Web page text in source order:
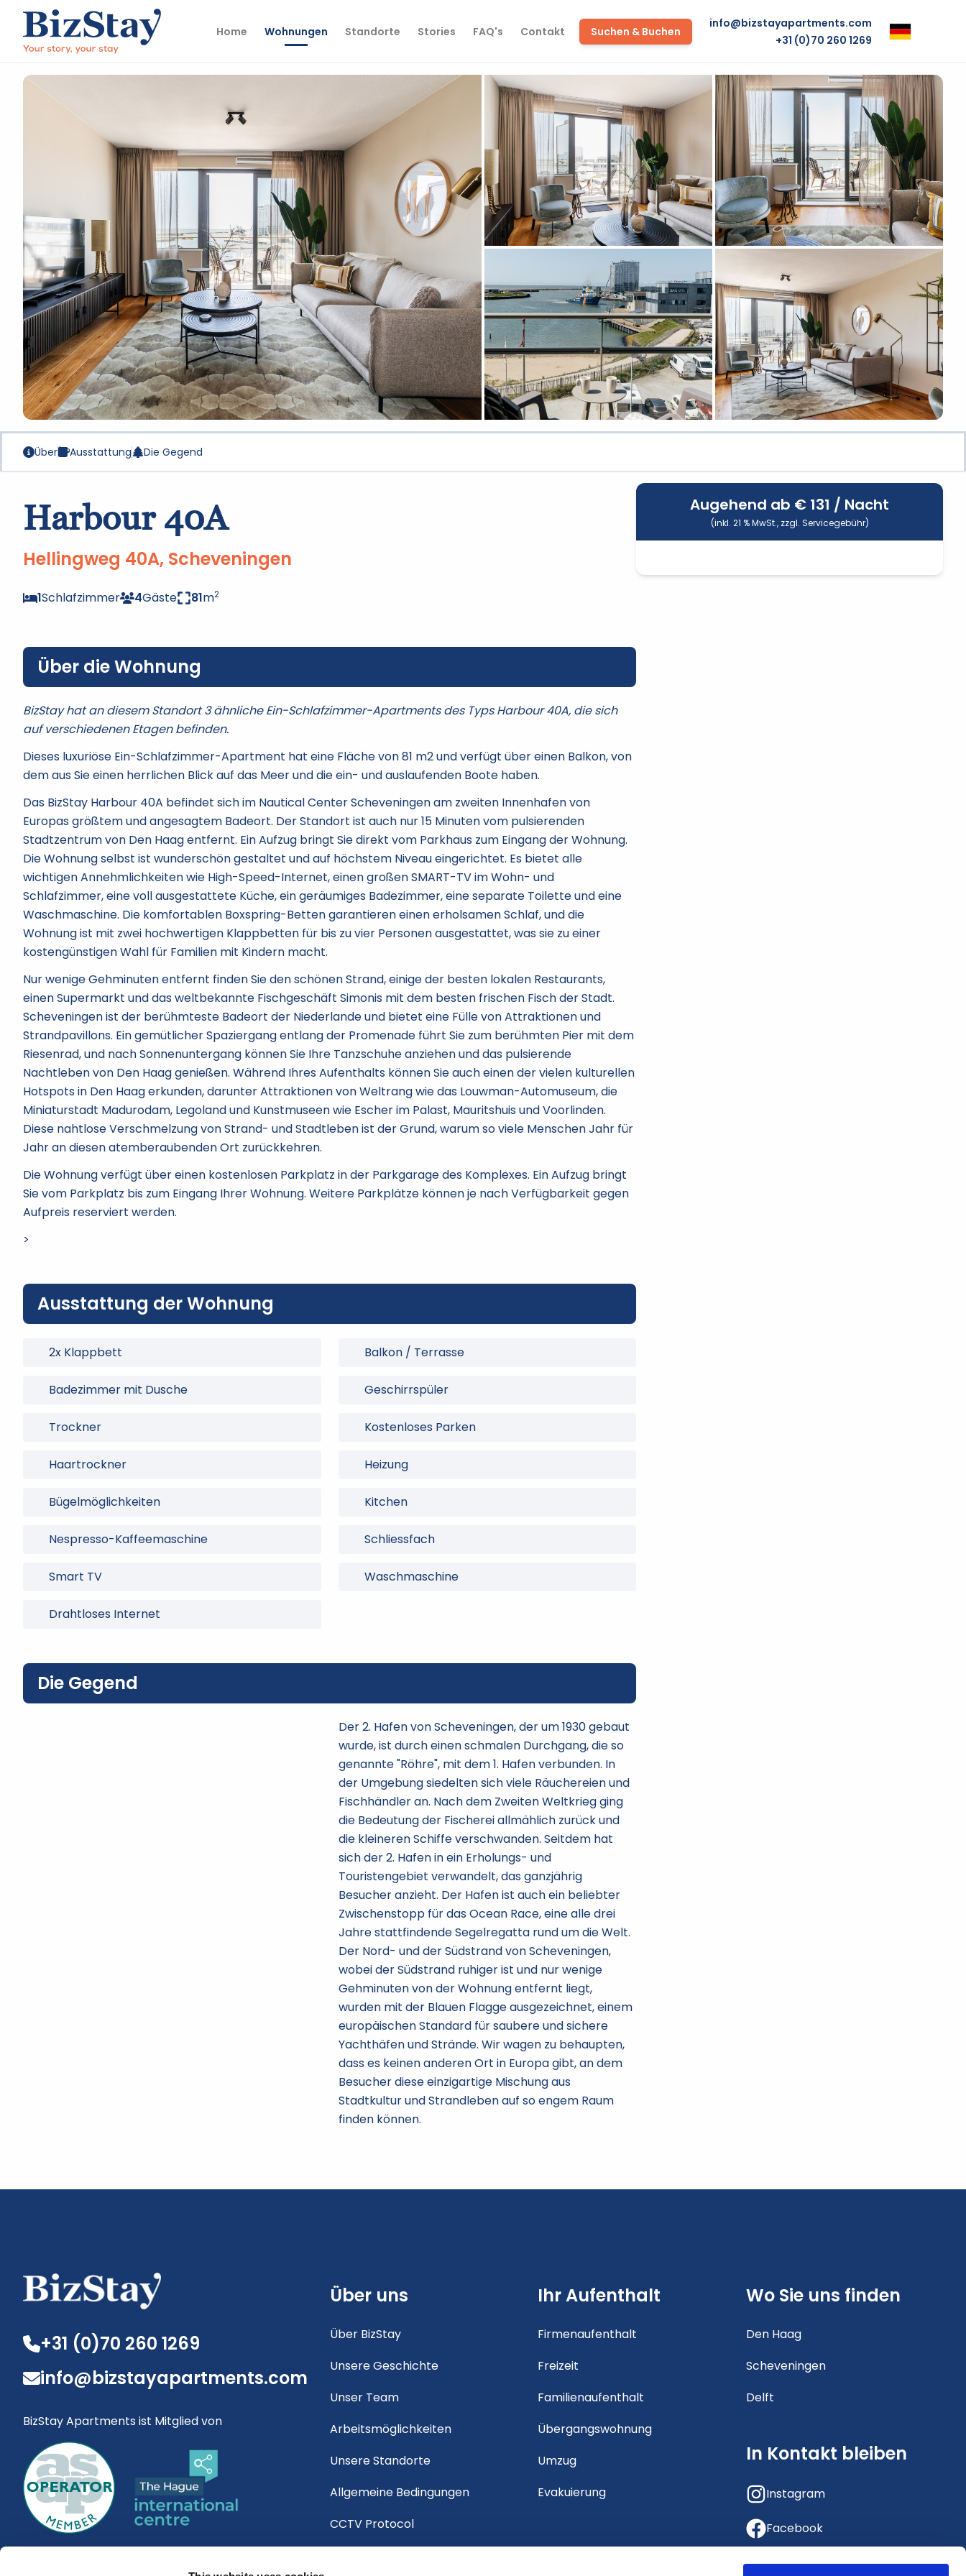
Home Wohnungen(current)
Standorte Stories FAQ's Contakt Suchen & Buchen
info@bizstayapartments.com
+31 (0)70 260 1269
Über Ausstattung Die Gegend
Harbour 40A
Hellingweg 40A, Scheveningen
1Schlafzimmer 4Gäste 81m2
Über die Wohnung
BizStay hat an diesem Standort 3 ähnliche Ein-Schlafzimmer-Apartments des Typs Harbour 40A, die sich
auf verschiedenen Etagen befinden.
Dieses luxuriöse Ein-Schlafzimmer-Apartment hat eine Fläche von 81 m2 und verfügt über einen Balkon, von
dem aus Sie einen herrlichen Blick auf das Meer und die ein- und auslaufenden Boote haben.
Das BizStay Harbour 40A befindet sich im Nautical Center Scheveningen am zweiten Innenhafen von
Europas größtem und angesagtem Badeort. Der Standort ist auch nur 15 Minuten vom pulsierenden
Stadtzentrum von Den Haag entfernt. Ein Aufzug bringt Sie direkt vom Parkhaus zum Eingang der Wohnung.
Die Wohnung selbst ist wunderschön gestaltet und auf höchstem Niveau eingerichtet. Es bietet alle
wichtigen Annehmlichkeiten wie High-Speed-Internet, einen großen SMART-TV im Wohn- und
Schlafzimmer, eine voll ausgestattete Küche, ein geräumiges Badezimmer, eine separate Toilette und eine
Waschmaschine. Die komfortablen Boxspring-Betten garantieren einen erholsamen Schlaf, und die
Wohnung ist mit zwei hochwertigen Klappbetten für bis zu vier Personen ausgestattet, was sie zu einer
kostengünstigen Wahl für Familien mit Kindern macht.
Nur wenige Gehminuten entfernt finden Sie den schönen Strand, einige der besten lokalen Restaurants,
einen Supermarkt und das weltbekannte Fischgeschäft Simonis mit dem besten frischen Fisch der Stadt.
Scheveningen ist der berühmteste Badeort der Niederlande und bietet eine Fülle von Attraktionen und
Strandpavillons. Ein gemütlicher Spaziergang entlang der Promenade führt Sie zum berühmten Pier mit dem
Riesenrad, und nach Sonnenuntergang können Sie Ihre Tanzschuhe anziehen und das pulsierende
Nachtleben von Den Haag genießen. Während Ihres Aufenthalts können Sie auch einen der vielen kulturellen
Hotspots in Den Haag erkunden, darunter Attraktionen von Weltrang wie das Louwman-Automuseum, die
Miniaturstadt Madurodam, Legoland und Kunstmuseen wie Escher im Palast, Mauritshuis und Voorlinden.
Diese nahtlose Verschmelzung von Strand- und Stadtleben ist der Grund, warum so viele Menschen Jahr für
Jahr an diesen atemberaubenden Ort zurückkehren.
Die Wohnung verfügt über einen kostenlosen Parkplatz in der Parkgarage des Komplexes. Ein Aufzug bringt
Sie vom Parkplatz bis zum Eingang Ihrer Wohnung. Weitere Parkplätze können je nach Verfügbarkeit gegen
Aufpreis reserviert werden.
>
Ausstattung der Wohnung
2x Klappbett Balkon / Terrasse
Badezimmer mit Dusche Geschirrspüler
Trockner Kostenloses Parken
Haartrockner Heizung
Bügelmöglichkeiten Kitchen
Nespresso-Kaffeemaschine Schliessfach
Smart TV Waschmaschine
Drahtloses Internet
Die Gegend
Der 2. Hafen von Scheveningen, der um 1930 gebaut
wurde, ist durch einen schmalen Durchgang, die so
genannte "Röhre", mit dem 1. Hafen verbunden. In
der Umgebung siedelten sich viele Räuchereien und
Fischhändler an. Nach dem Zweiten Weltkrieg ging
die Bedeutung der Fischerei allmählich zurück und
die kleineren Schiffe verschwanden. Seitdem hat
sich der 2. Hafen in ein Erholungs- und
Touristengebiet verwandelt, das ganzjährig
Besucher anzieht. Der Hafen ist auch ein beliebter
Zwischenstopp für das Ocean Race, eine alle drei
Jahre stattfindende Segelregatta rund um die Welt.
Der Nord- und der Südstrand von Scheveningen,
wobei der Südstrand ruhiger ist und nur wenige
Gehminuten von der Wohnung entfernt liegt,
wurden mit der Blauen Flagge ausgezeichnet, einem
europäischen Standard für saubere und sichere
Yachthäfen und Strände. Wir wagen zu behaupten,
dass es keinen anderen Ort in Europa gibt, an dem
Besucher diese einzigartige Mischung aus
Stadtkultur und Strandleben auf so engem Raum
finden können.
Augehend ab € 131 / Nacht
(inkl. 21 % MwSt., zzgl. Servicegebühr)
+31 (0)70 260 1269
info@bizstayapartments.com
BizStay Apartments ist Mitglied von
Über uns
Über BizStay
Unsere Geschichte
Unser Team
Arbeitsmöglichkeiten
Unsere Standorte
Allgemeine Bedingungen
CCTV Protocol
Ihr Aufenthalt
Firmenaufenthalt
Freizeit
Familienaufenthalt
Übergangswohnung
Umzug
Evakuierung
Wo Sie uns finden
Den Haag
Scheveningen
Delft
In Kontakt bleiben
Instagram
Facebook
LinkedIn